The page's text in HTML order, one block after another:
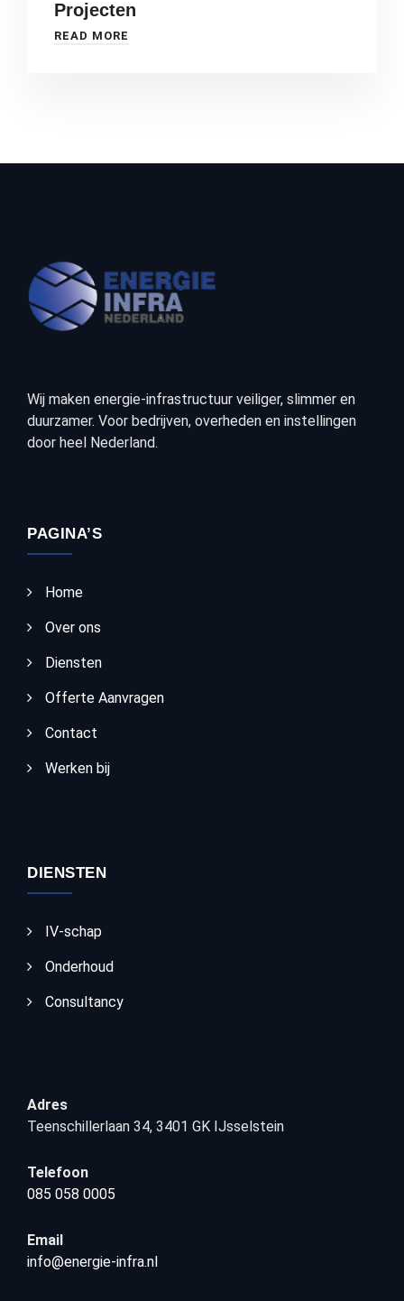
Projecten
READ MORE
Wij maken energie-infrastructuur veiliger, slimmer en
duurzamer. Voor bedrijven, overheden en instellingen
door heel Nederland.
PAGINA’S
Home
Over ons
Diensten
Offerte Aanvragen
Contact
Werken bij
DIENSTEN
IV-schap
Onderhoud
Consultancy
Adres
Teenschillerlaan 34, 3401 GK IJsselstein
Telefoon
085 058 0005
Email
info@energie-infra.nl